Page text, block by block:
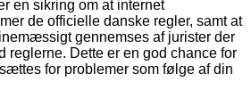
en sikring om at internet
de officielle danske regler, samt at
gennemses af jurister der
reglerne. Dette er en god chance for
for problemer som følge af din